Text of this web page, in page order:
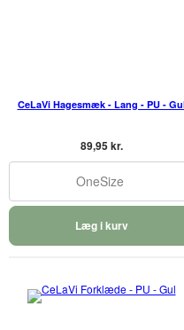
CeLaVi Hagesmæk - Lang - PU -
89,95 kr.
OneSize
Læg i kurv